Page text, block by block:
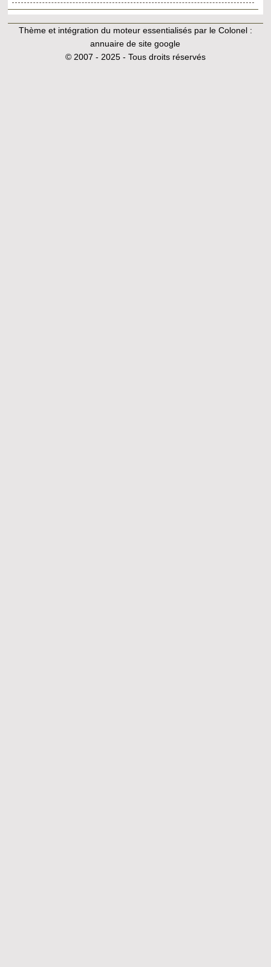
Thème et intégration du moteur essentialisés par le Colonel :
annuaire de site google
© 2007 - 2025 - Tous droits réservés